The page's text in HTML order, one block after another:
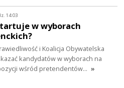
14:03
w wyborach
i Koalicja Obywatelska
kandydatów w wyborach na
wśród pretendentów… »